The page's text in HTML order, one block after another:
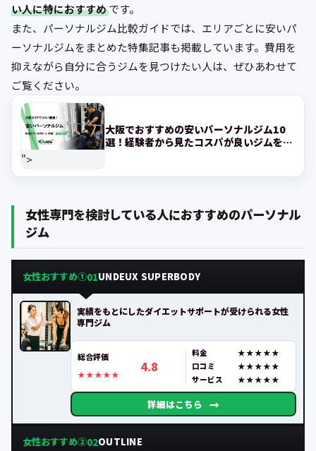
い人に特におすすめです。
また、パーソナルジム比較ガイドでは、エリアごとに安いパ
ーソナルジムをまとめた特集記事も掲載しています。費用を
抑えながら自分に合うジムを見つけたい人は、ぜひあわせて
ご覧ください。
">
大阪でおすすめの安いパーソナルジム10
選！経験者から見たコスパが良いジムを紹
女性専門を検討している人におすすめのパーソナル
ジム
女性おすすめ①01UNDEUX SUPERBODY
実績をもとにしたダイエットサポートが受けられる女性
専門ジム
総合評価
4.8
料金
口コミ
サービス
詳細はこちら →
女性おすすめ②02OUTLINE